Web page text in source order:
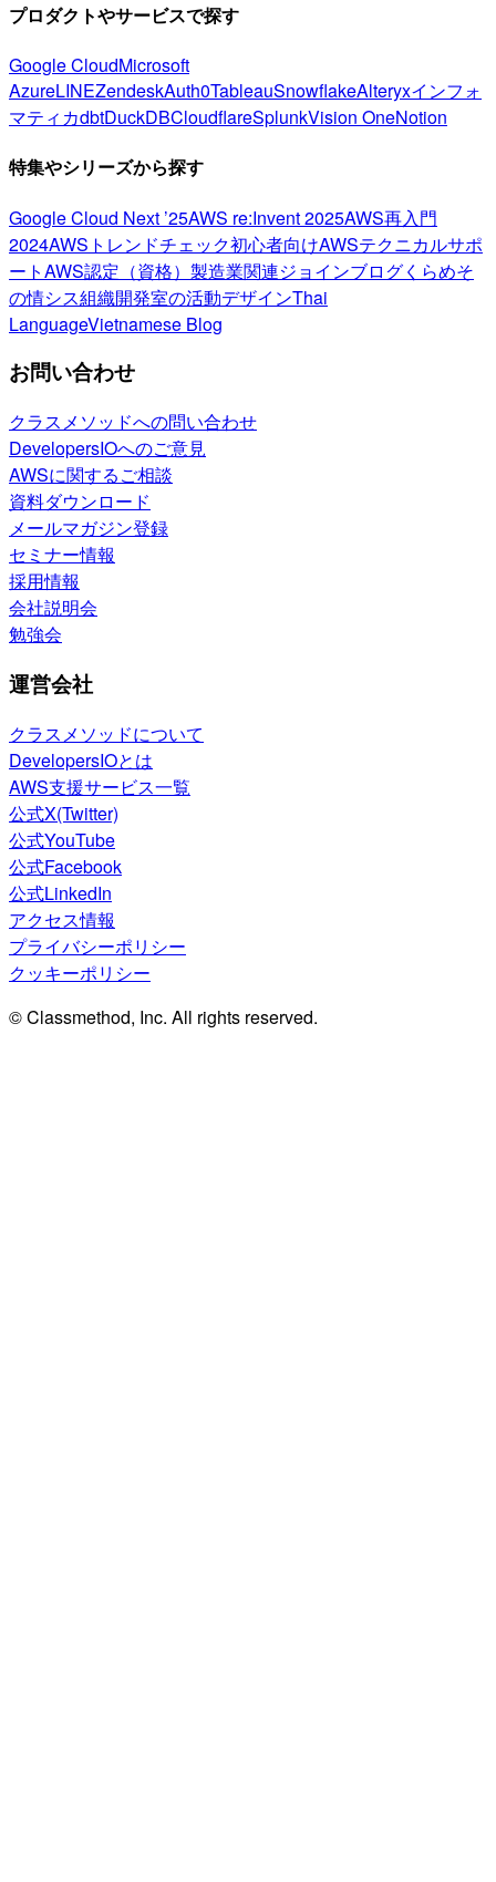
プロダクトやサービスで探す
Google CloudMicrosoft
AzureLINEZendeskAuth0TableauSnowflakeAlteryxインフォ
マティカdbtDuckDBCloudflareSplunkVision OneNotion
特集やシリーズから探す
Google Cloud Next ’25AWS re:Invent 2025AWS再入門
2024AWSトレンドチェック初心者向けAWSテクニカルサポ
ートAWS認定（資格） 製造業関連ジョインブログくらめそ
の情シス組織開発室の活動デザインThai
LanguageVietnamese Blog
お問い合わせ
クラスメソッドへの問い合わせ
DevelopersIOへのご意見
AWSに関するご相談
資料ダウンロード
メールマガジン登録
セミナー情報
採用情報
会社説明会
勉強会
運営会社
クラスメソッドについて
DevelopersIOとは
AWS支援サービス一覧
公式X(Twitter)
公式YouTube
公式Facebook
公式LinkedIn
アクセス情報
プライバシーポリシー
クッキーポリシー
© Classmethod, Inc. All rights reserved.